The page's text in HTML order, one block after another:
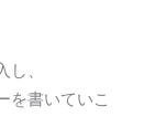
、
を書いていこ